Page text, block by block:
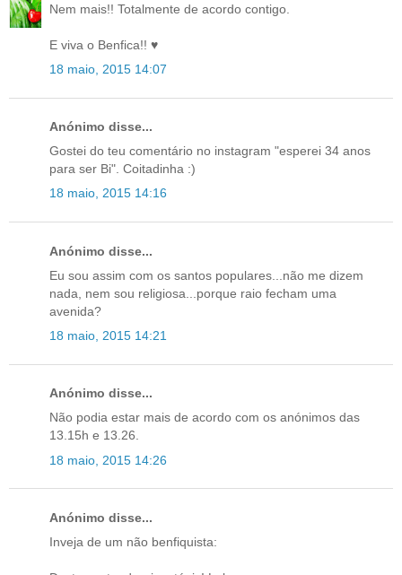
Nem mais!! Totalmente de acordo contigo.
E viva o Benfica!! ♥
18 maio, 2015 14:07
Anónimo disse...
Gostei do teu comentário no instagram "esperei 34 anos
para ser Bi". Coitadinha :)
18 maio, 2015 14:16
Anónimo disse...
Eu sou assim com os santos populares...não me dizem
nada, nem sou religiosa...porque raio fecham uma
avenida?
18 maio, 2015 14:21
Anónimo disse...
Não podia estar mais de acordo com os anónimos das
13.15h e 13.26.
18 maio, 2015 14:26
Anónimo disse...
Inveja de um não benfiquista: